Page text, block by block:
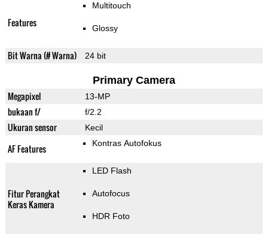
Features
Multitouch
Glossy
Bit Warna (# Warna) 24 bit
Primary Camera
Megapixel 13-MP
bukaan f/ f/2.2
Ukuran sensor Kecil
AF Features Kontras Autofokus
Fitur Perangkat
Keras Kamera
LED Flash
Autofocus
HDR Foto